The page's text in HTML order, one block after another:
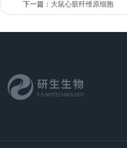
下一篇： 大鼠心脏纤维原细胞